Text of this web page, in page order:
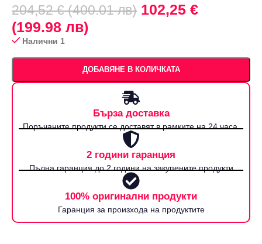
204,52 € (400.01 лв) 102,25 €
(199.98 лв)
Налични 1
ДОБАВЯНЕ В КОЛИЧКАТА
Бърза доставка
Поръчаните продукти се доставят в рамките на 24 часа.
2 години гаранция
Пълна гаранция до 2 години на закупените продукти
100% оригинални продукти
Гаранция за произхода на продуктите